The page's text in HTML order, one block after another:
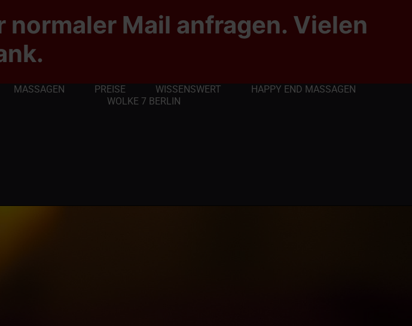
Mail anfragen. Vielen
MASSAGEN PREISE WISSENSWERT
HAPPY END MASSAGEN
WOLKE 7 BERLIN